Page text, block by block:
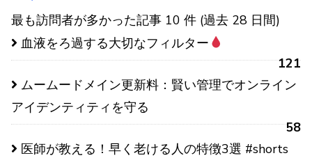
最も訪問者が多かった記事 10 件 (過去 28 日間)
血液をろ過する大切なフィルター
121
ムームードメイン更新料：賢い管理でオンライン
アイデンティティを守る
58
医師が教える！早く老ける人の特徴3選 #shorts